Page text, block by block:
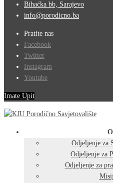
Bihaćka bb, Sarajevo
info@porodicno.ba
Pratite nas
Facebook
Twitter
Instagram
Youtube
Imate Upit
Odjeljenje za
Odjeljenje za
Odjeljenje za